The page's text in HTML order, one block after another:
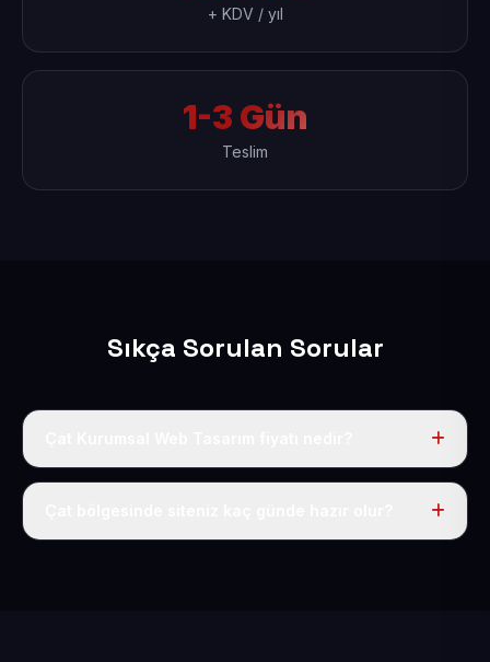
+ KDV / yıl
1-3 Gün
Teslim
Sıkça Sorulan Sorular
Tek fiyat uygulanır: yıllık 50 USD + KDV. Bu bedele alan